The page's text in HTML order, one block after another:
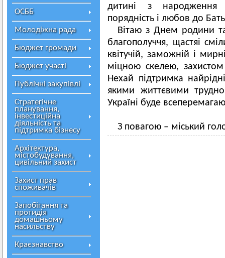
ОСББ
Молодіжна рада
Бюджет громади
Бюджет участі
Публічні закупівлі
Стратегічне
планування,
інвестиційна
діяльність та
підтримка бізнесу
Архітектура,
містобудування,
цивільний захист
Захист прав
споживачів
Запобігання та
протидія
домашньому
насильству
Краєзнавство
дитині з народження
порядність і любов до
Вітаю з Днем родини
благополуччя, щастяі
квітучій, заможній і
міцною скелею,
Нехай підтримка
якими життєвими
Україні буде
З повагою – міський